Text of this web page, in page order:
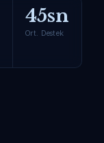
45sn
Ort. Destek